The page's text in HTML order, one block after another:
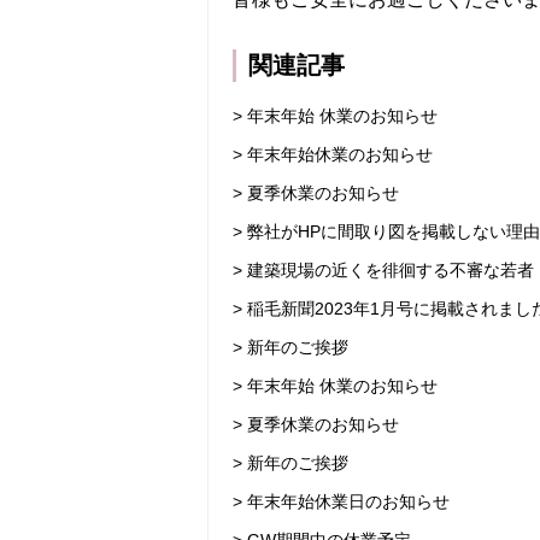
関連記事
> 年末年始 休業のお知らせ
> 年末年始休業のお知らせ
> 夏季休業のお知らせ
> 弊社がHPに間取り図を掲載しない理由
> 建築現場の近くを徘徊する不審な若者
> 稲毛新聞2023年1月号に掲載されまし
> 新年のご挨拶
> 年末年始 休業のお知らせ
> 夏季休業のお知らせ
> 新年のご挨拶
> 年末年始休業日のお知らせ